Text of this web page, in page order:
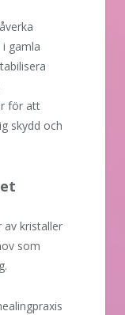
gamla
för att
skydd och
av kristaller
som